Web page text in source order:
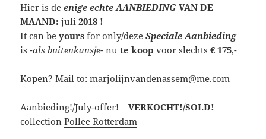
Hier is deenige echte AANBIEDING VAN DE
MAAND: juli 2018 !
It can beyours for only/dezeSpeciale Aanbieding
is-als buitenkansje-nute koopvoor slechts€ 175,-
Kopen? Mail to: marjolijnvandenassem@me.com
Aanbieding!/July-offer! =VERKOCHT!/SOLD!
collectionPollee Rotterdam